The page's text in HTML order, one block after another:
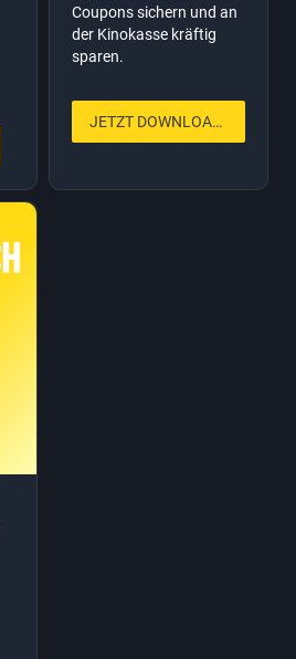
Coupons sichern und an
der Kinokasse kräftig
sparen.
JETZT DOWNLOADEN